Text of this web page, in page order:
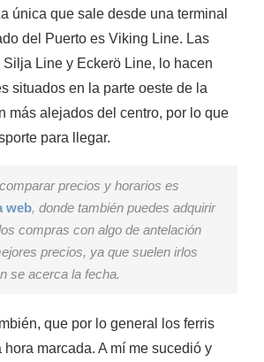
única que sale desde una terminal
del Puerto es Viking Line. Las
Silja Line y Eckerö Line, lo hacen
situados en la parte oeste de la
más alejados del centro, por lo que
para llegar.
precios y horarios es
web, donde también puedes adquirir
compras con algo de antelación
precios, ya que suelen irlos
se acerca la fecha.
que por lo general los ferris
marcada. A mí me sucedió y